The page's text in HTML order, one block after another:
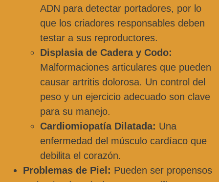
ADN para detectar portadores, por lo
que los criadores responsables deben
testar a sus reproductores.
Displasia de Cadera y Codo:
Malformaciones articulares que pueden
causar artritis dolorosa. Un control del
peso y un ejercicio adecuado son clave
para su manejo.
Cardiomiopatía Dilatada: Una
enfermedad del músculo cardíaco que
debilita el corazón.
Problemas de Piel: Pueden ser propensos